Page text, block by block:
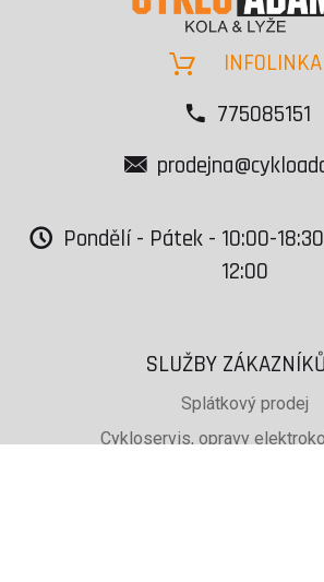
INFOLINKA
775085151
Pondělí - Pátek - 10:00-
12:00
SLUŽBY
Splátkový prodej
Cykloservis, opravy